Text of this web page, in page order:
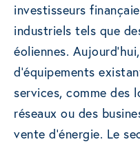
investisseurs
industriels tels que
éoliennes.
d’équipements
services, comme des
réseaux ou des
vente d’énergie. Le